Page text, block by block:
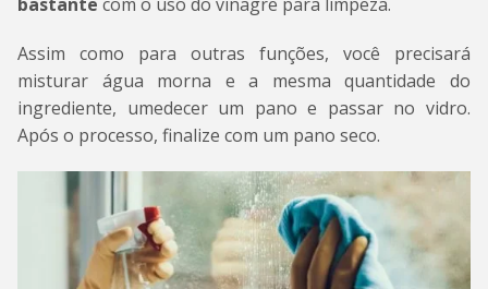
Assim como para outras funções, você precisará
misturar água morna e a mesma quantidade do
ingrediente, umedecer um pano e passar no vidro.
Após o processo, finalize com um pano seco.